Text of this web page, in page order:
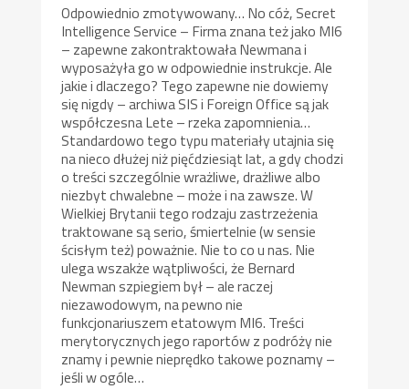
Odpowiednio zmotywowany… No cóż, Secret
Intelligence Service – Firma znana też jako MI6
– zapewne zakontraktowała Newmana i
wyposażyła go w odpowiednie instrukcje. Ale
jakie i dlaczego? Tego zapewne nie dowiemy
się nigdy – archiwa SIS i Foreign Office są jak
współczesna Lete – rzeka zapomnienia…
Standardowo tego typu materiały utajnia się
na nieco dłużej niż pięćdziesiąt lat, a gdy chodzi
o treści szczególnie wrażliwe, drażliwe albo
niezbyt chwalebne – może i na zawsze. W
Wielkiej Brytanii tego rodzaju zastrzeżenia
traktowane są serio, śmiertelnie (w sensie
ścisłym też) poważnie. Nie to co u nas. Nie
ulega wszakże wątpliwości, że Bernard
Newman szpiegiem był – ale raczej
niezawodowym, na pewno nie
funkcjonariuszem etatowym MI6. Treści
merytorycznych jego raportów z podróży nie
znamy i pewnie nieprędko takowe poznamy –
jeśli w ogóle…